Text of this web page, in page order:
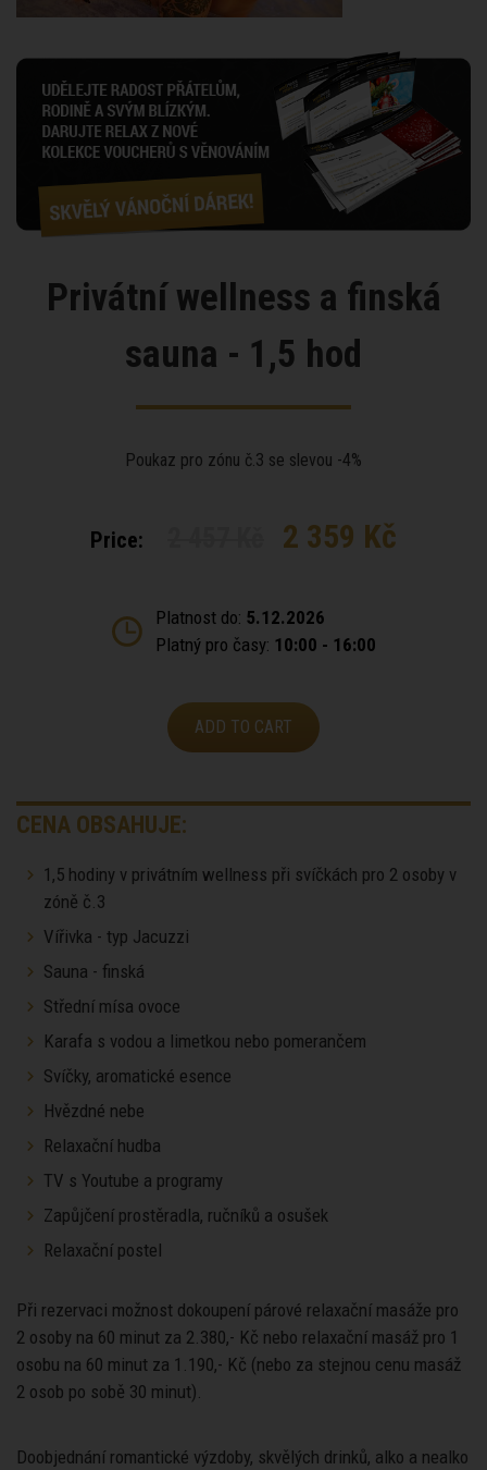
Privátní wellness a finská
sauna - 1,5 hod
Poukaz pro zónu č.3 se slevou -4%
Price: 2 359 Kč
Platnost do: 5.12.2026
Platný pro časy: 10:00 - 16:00
ADD TO CART
CENA OBSAHUJE:
1,5 hodiny v privátním wellness při svíčkách pro 2 osoby v
zóně č.3
Vířivka - typ Jacuzzi
Sauna - finská
Střední mísa ovoce
Karafa s vodou a limetkou nebo pomerančem
Svíčky, aromatické esence
Hvězdné nebe
Relaxační hudba
TV s Youtube a programy
Zapůjčení prostěradla, ručníků a osušek
Relaxační postel
Při rezervaci možnost dokoupení párové relaxační masáže pro
2 osoby na 60 minut za 2.380,- Kč nebo relaxační masáž pro 1
osobu na 60 minut za 1.190,- Kč (nebo za stejnou cenu masáž
2 osob po sobě 30 minut).
Doobjednání romantické výzdoby, skvělých drinků, alko a nealko